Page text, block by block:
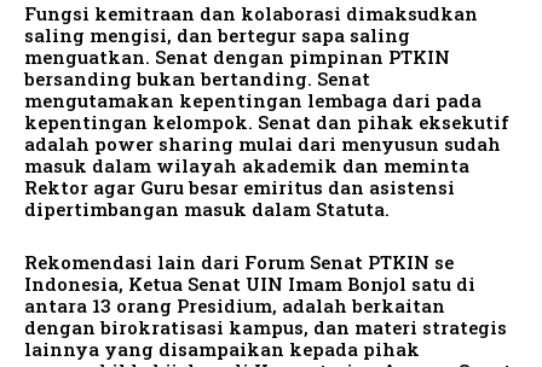
Fungsi kemitraan dan kolaborasi dimaksudkan
saling mengisi, dan bertegur sapa saling
menguatkan. Senat dengan pimpinan PTKIN
bersanding bukan bertanding. Senat
mengutamakan kepentingan lembaga dari pada
kepentingan kelompok. Senat dan pihak eksekutif
adalah power sharing mulai dari menyusun sudah
masuk dalam wilayah akademik dan meminta
Rektor agar Guru besar emiritus dan asistensi
dipertimbangan masuk dalam Statuta.
Rekomendasi lain dari Forum Senat PTKIN se
Indonesia, Ketua Senat UIN Imam Bonjol satu di
antara 13 orang Presidium, adalah berkaitan
dengan birokratisasi kampus, dan materi strategis
lainnya yang disampaikan kepada pihak